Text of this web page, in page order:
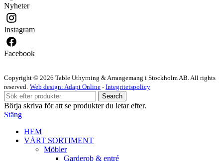
Nyheter
Instagram
Facebook
Copyright © 2026 Table Uthyrning & Arrangemang i Stockholm AB. All rights
reserved​​. Web design: Adapt Online - Integritetspolicy
Search
Börja skriva för att se produkter du letar efter.
Stäng
HEM
VÅRT SORTIMENT
Möbler
Garderob & entré